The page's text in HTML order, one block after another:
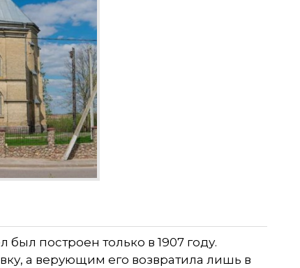
был построен только в 1907 году.
а верующим его возвратила лишь в